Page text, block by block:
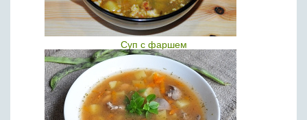
Суп с фаршем